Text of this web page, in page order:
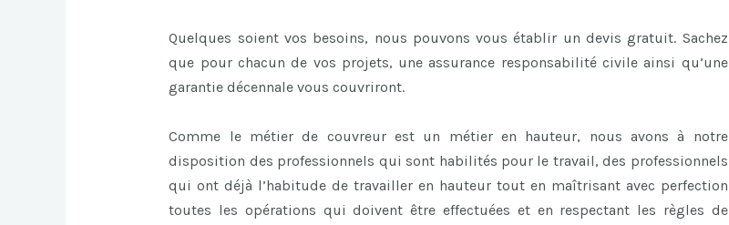
Quelques soient vos besoins, nous pouvons vous établir un devis gratuit. Sachez
que pour chacun de vos projets, une assurance responsabilité civile ainsi qu’une
garantie décennale vous couvriront.
Comme le métier de couvreur est un métier en hauteur, nous avons à notre
disposition des professionnels qui sont habilités pour le travail, des professionnels
qui ont déjà l’habitude de travailler en hauteur tout en maîtrisant avec perfection
toutes les opérations qui doivent être effectuées et en respectant les règles de